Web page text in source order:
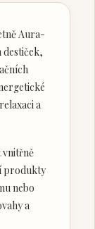
Aura-
a
vnitřně
produkty
nebo
a